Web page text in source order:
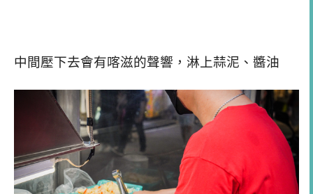
中間壓下去會有喀滋的聲響，淋上蒜泥、醬油